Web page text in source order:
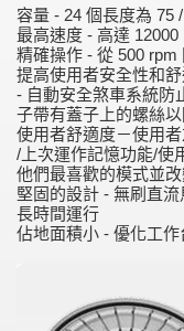
容量 - 24 個長度為 75
最高速度 - 高達 12000
精確操作 - 從 500 rpm
提高使用者安全性和
- 自動安全煞車系統防
子帶有蓋子上的螺絲
使用者舒適度－使用
/上次運作記憶功能/使
他們最喜歡的模式並
堅固的設計 - 無刷直
長時間運行
佔地面積小 - 優化工作